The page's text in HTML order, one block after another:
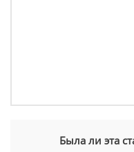
Была ли эта